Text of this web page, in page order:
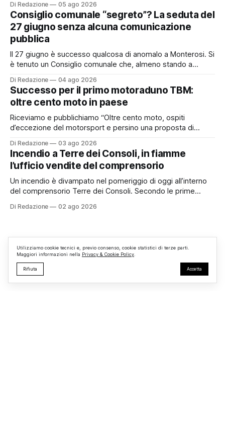
possibile adesione del Comune alla cosiddetta
“rottamazione quinquies” dei carichi affidati all’Agente della
Riscossione. Prima, però, c’è un tema politico che merita
Di Redazione 05 ago 2026
Consiglio comunale “segreto”? La seduta del
27 giugno senza alcuna comunicazione
pubblica
Il 27 giugno è successo qualcosa di anomalo a Monterosi. Si
è tenuto un Consiglio comunale che, almeno stando a
pubblicamente comunicato ai cittadini attraverso l’Albo
Pretorio. Un’anomalia che merita spiegazioni. Il Consiglio
comunale è, per sua natura, un’assemblea
Di Redazione 04 ago 2026
Successo per il primo motoraduno TBM:
oltre cento moto in paese
Riceviamo e pubblichiamo “Oltre cento moto, ospiti
d’eccezione del motorsport e persino una proposta di
organizzato da TBM a Monterosi, un evento che ha
superato le aspettative degli organizzatori richiamando
appassionati delle due ruote da tutto il Lazio e dalle regioni
limitrofe. Per
Di Redazione 03 ago 2026
Incendio a Terre dei Consoli, in fiamme
l’ufficio vendite del comprensorio
Un incendio è divampato nel pomeriggio di oggi all’interno
del comprensorio Terre dei Consoli. Secondo le prime
struttura adibita a ufficio vendite. Sul posto sono intervenuti
Di Redazione 02 ago 2026
Utilizziamo cookie tecnici e, previo consenso, cookie statistici di terze parti.
Maggiori informazioni nella Privacy & Cookie Policy
Rifiuta Accetta